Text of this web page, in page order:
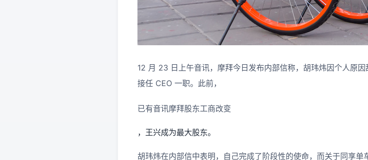
12 月 23 日上午音讯，摩拜今日发布内部信称，胡玮炜因个人原
接任 CEO 一职。此前，
已有音讯摩拜股东工商改变
，王兴成为最大股东。
胡玮炜在内部信中表明，自己完成了阶段性的使命，而关于同享